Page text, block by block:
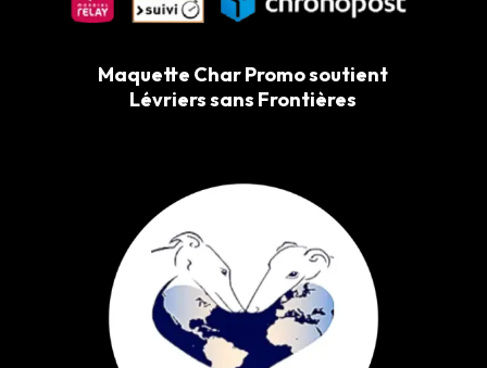
Maquette Char Promo soutient
Lévriers sans Frontières